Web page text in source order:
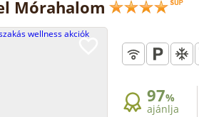
Mórahalom
97%
ajánlja